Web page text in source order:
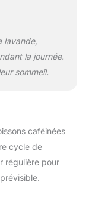
lavande,
la journée.
sommeil.
caféinées
cycle de
régulière pour